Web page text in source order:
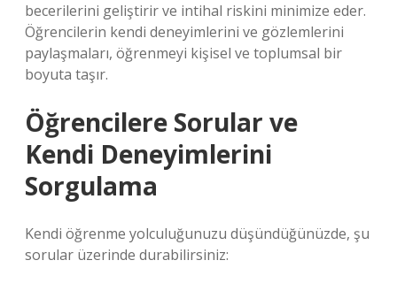
becerilerini geliştirir ve intihal riskini minimize eder.
Öğrencilerin kendi deneyimlerini ve gözlemlerini
paylaşmaları, öğrenmeyi kişisel ve toplumsal bir
boyuta taşır.
Öğrencilere Sorular ve
Kendi Deneyimlerini
Sorgulama
Kendi öğrenme yolculuğunuzu düşündüğünüzde, şu
sorular üzerinde durabilirsiniz: